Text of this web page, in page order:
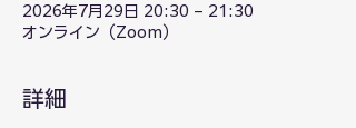
2026年7月29日 20:30 – 21:30
オンライン（Zoom）
詳細